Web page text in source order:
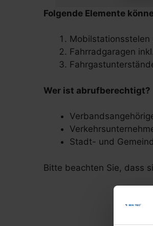
Folgende Elemente
Fahrradgaragen
Wer ist abrufberechtigt?
Stadt- und
Bitte beachten Sie, dass